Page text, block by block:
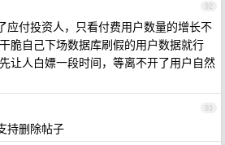
92
应付投资人，只看付费用户数量的增长不
脆自己下场数据库刷假的用户数据就行
让人白嫖一段时间，等离不开了用户自然
93
持删除帖子